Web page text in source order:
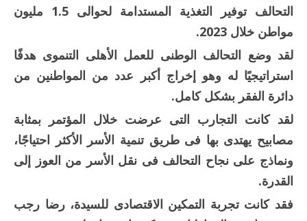
التحالف توفير التغذية المستدامة لحوالى 1.5 مليون
مواطن خلال 2023.
لقد وضع التحالف الوطنى للعمل الأهلى التنموى هدفًا
استراتيجيًا له وهو إخراج أكبر عدد من المواطنين من
دائرة الفقر بشكل كامل.
لقد كانت التجارب التى عرضت خلال المؤتمر بمثابة
مصابيح يهتدى بها فى طريق تنمية الأسر الأكثر احتياجًا،
ونماذج على نجاح التحالف فى نقل الأسر من العوز إلى
القدرة.
فقد كانت تجربة التمكين الاقتصادى للسيدة، رضا رجب